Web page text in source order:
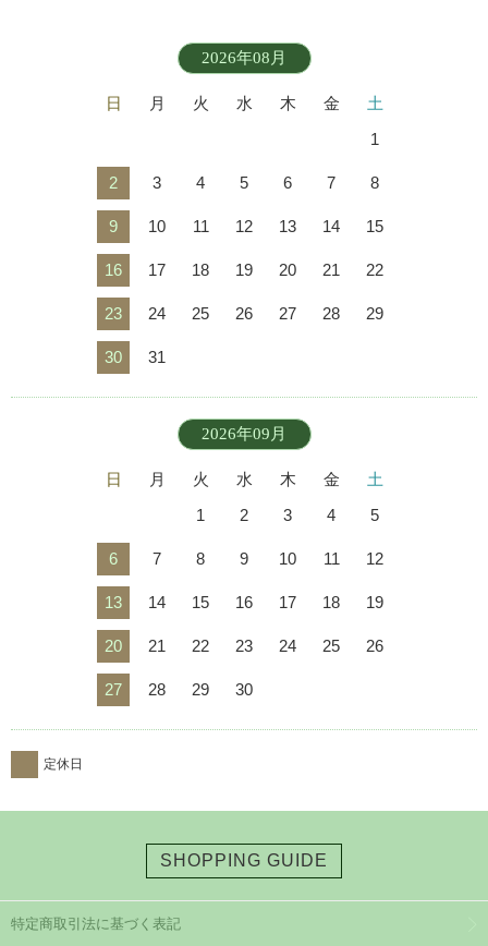
2026年08月
日 月 火 水 木 金
土
1
2 3 4 5 6 7 8
9 10 11 12 13 14 15
16 17 18 19 20 21 22
23 24 25 26 27 28 29
30 31
2026年09月
日 月 火 水 木 金
土
1
2 3 4 5
6 7 8 9 10 11 12
13 14 15 16 17 18 19
20 21 22 23 24 25 26
27 28 29 30
定休日
SHOPPING GUIDE
特定商取引法に基づく表記